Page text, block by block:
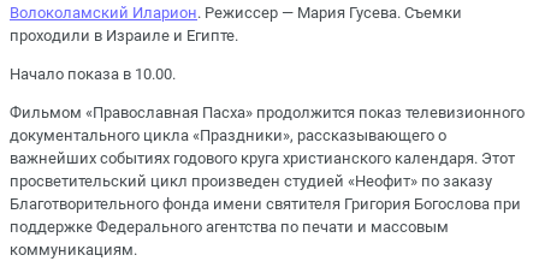
Волоколамский Иларион. Режиссер — Мария Гусева. Съемки
проходили в Израиле и Египте.
Начало показа в 10.00.
Фильмом «Православная Пасха» продолжится показ телевизионного
документального цикла «Праздники», рассказывающего о
важнейших событиях годового круга христианского календаря. Этот
просветительский цикл произведен студией «Неофит» по заказу
Благотворительного фонда имени святителя Григория Богослова при
поддержке Федерального агентства по печати и массовым
коммуникациям.